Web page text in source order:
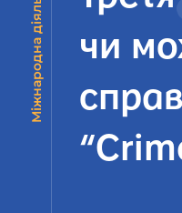
Міжнародна діяльність
чи